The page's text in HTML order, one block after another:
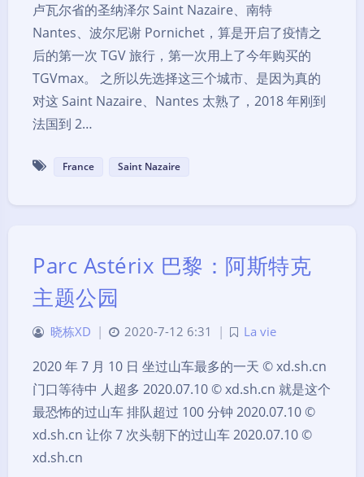
卢瓦尔省的圣纳泽尔 Saint Nazaire、南特
Nantes、波尔尼谢 Pornichet，算是开启了疫情之
后的第一次 TGV 旅行，第一次用上了今年购买的
TGVmax。 之所以先选择这三个城市、是因为真的
对这 Saint Nazaire、Nantes 太熟了，2018 年刚到
法国到 2…
France Saint Nazaire
Parc Astérix 巴黎：阿斯特克
主题公园
晓栋XD | 2020-7-12 6:31 | La vie
2020 年 7 月 10 日 坐过山车最多的一天 © xd.sh.cn
门口等待中 人超多 2020.07.10 © xd.sh.cn 就是这个
最恐怖的过山车 排队超过 100 分钟 2020.07.10 ©
xd.sh.cn 让你 7 次头朝下的过山车 2020.07.10 ©
xd.sh.cn